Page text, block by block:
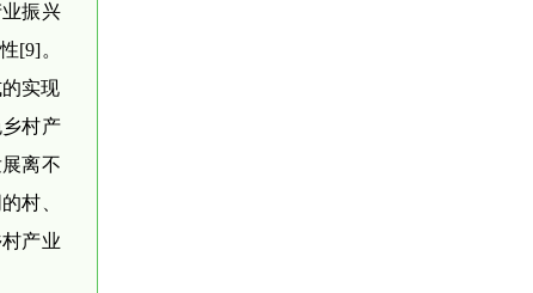
振兴
[9]。
实现
村产
离不
村、
产业